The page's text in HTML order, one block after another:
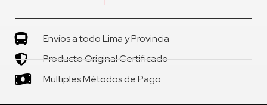
Envíos a todo Lima y Provincia
Producto Original Certificado
Multiples Métodos de Pago